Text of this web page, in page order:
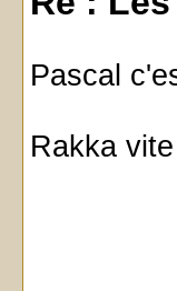
Pascal
Rakka